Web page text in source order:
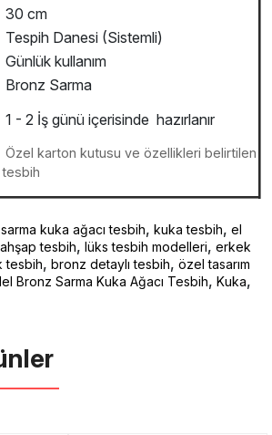
30 cm
Tespih Danesi (Sistemli)
Günlük kullanım
Bronz Sarma
1 - 2 İş günü içerisinde hazırlanır
Özel karton kutusu ve özellikleri belirtilen
tesbih
kuka ağacı tesbih, kuka tesbih, el
tesbih, lüks tesbih modelleri, erkek
tesbih, bronz detaylı tesbih, özel tasarım
Bronz Sarma Kuka Ağacı Tesbih, Kuka,